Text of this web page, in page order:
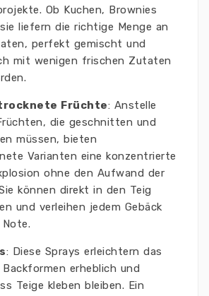
Ob Kuchen, Brownies
liefern die richtige Menge an
perfekt gemischt und
mit wenigen frischen Zutaten
Früchte: Anstelle
die geschnitten und
müssen, bieten
Varianten eine konzentrierte
ohne den Aufwand der
können direkt in den Teig
und verleihen jedem Gebäck
: Diese Sprays erleichtern das
erheblich und
Teige kleben bleiben. Ein